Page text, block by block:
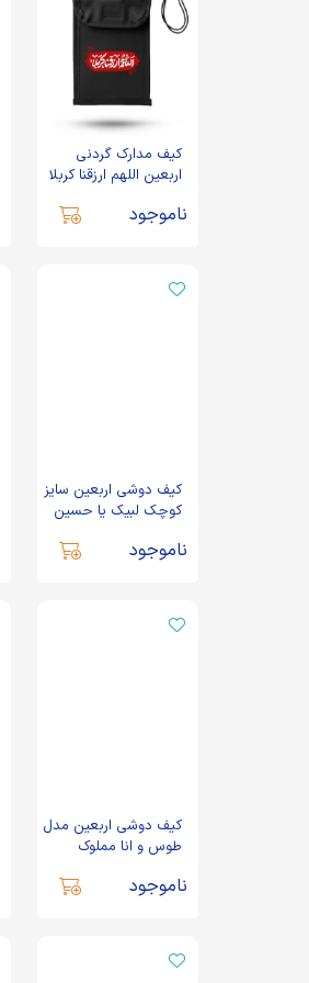
کیف مدارک گردنی
اربعین اللهم ارزقنا کربلا
ناموجود
کیف دوشی اربعین سایز
کوچک لبیک یا حسین
ناموجود
کیف دوشی اربعین مدل
طوس و انا مملوک
ناموجود